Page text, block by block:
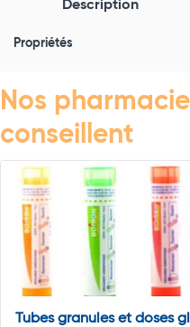
Description
Propriétés
Nos
conseillent
Tubes granules et doses